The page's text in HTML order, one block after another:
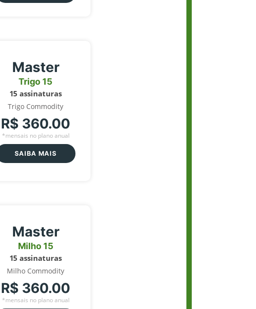
Master
Trigo 15
15 assinaturas
Trigo Commodity
R$ 360.00
*mensais no plano anual
SAIBA MAIS
Master
Milho 15
15 assinaturas
Milho Commodity
R$ 360.00
*mensais no plano anual